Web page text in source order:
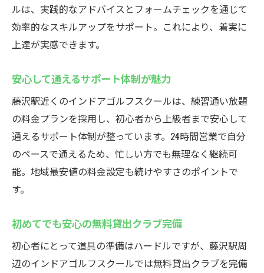
ルは、実践的なアドバイスとフォームチェックを通じて
効率的なスキルアップをサポート。これにより、着実に
上達が実感できます。
安心して通えるサポート体制が魅力
藤沢駅近くのインドアゴルフスクールは、練習通い放題
の料金プランを採用し、初心者から上級者まで安心して
通えるサポート体制が整っています。24時間営業で自分
のペースで通えるため、忙しい方でも無理なく継続可
能。地域最安値の料金設定も続けやすさのポイントで
す。
初めてでも安心の無料貸出クラブ完備
初心者にとって道具の準備はハードルですが、藤沢駅周
辺のインドアゴルフスクールでは無料貸出クラブを完備